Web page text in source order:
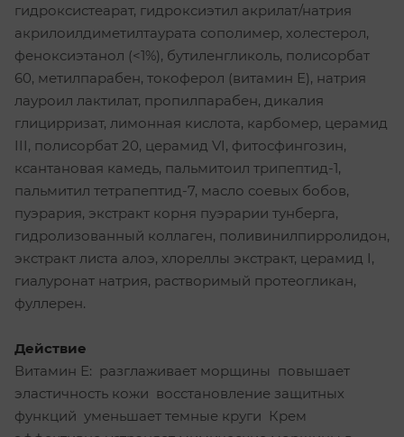
гидроксистеарат, гидроксиэтил акрилат/натрия
акрилоилдиметилтаурата сополимер, холестерол,
феноксиэтанол (<1%), бутиленгликоль, полисорбат
60, метилпарабен, токоферол (витамин Е), натрия
лауроил лактилат, пропилпарабен, дикалия
глицирризат, лимонная кислота, карбомер, церамид
III, полисорбат 20, церамид VI, фитосфингозин,
ксантановая камедь, пальмитоил трипептид-1,
пальмитил тетрапептид-7, масло соевых бобов,
пуэрария, экстракт корня пуэрарии тунберга,
гидролизованный коллаген, поливинилпирролидон,
экстракт листа алоэ, хлореллы экстракт, церамид I,
гиалуронат натрия, растворимый протеогликан,
фуллерен.
Действие
Витамин Е: разглаживает морщины повышает
эластичность кожи восстановление защитных
функций уменьшает темные круги Крем